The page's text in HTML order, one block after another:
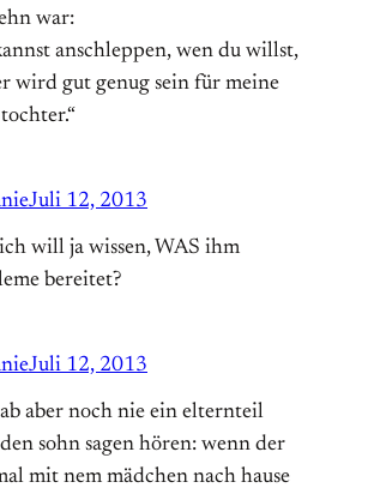
war:
anschleppen, wen du willst,
wird gut genug sein für meine
Juli 12, 2013
will ja wissen, WAS ihm
bereitet?
Juli 12, 2013
aber noch nie ein elternteil
sohn sagen hören: wenn der
mit nem mädchen nach hause